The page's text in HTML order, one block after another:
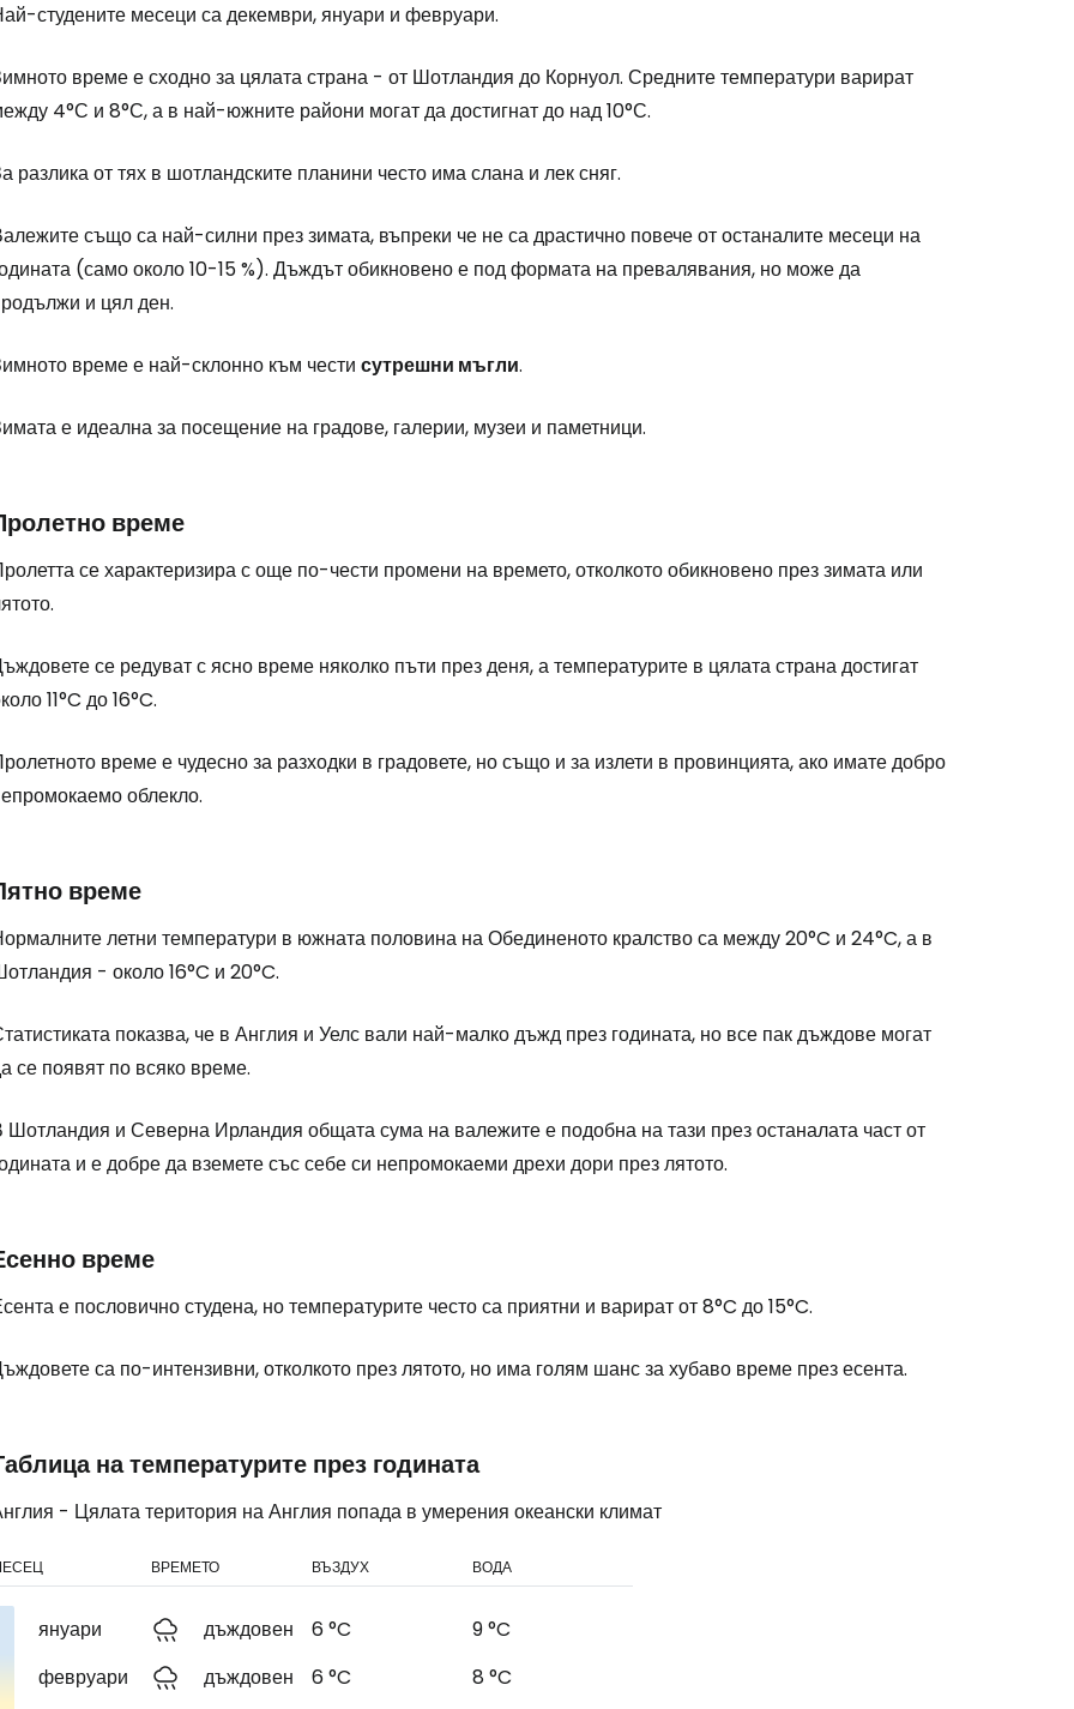
студените месеци са декември, януари и февруари.
време е сходно за цялата страна - от Шотландия до Корнуол. Средните температури варират
4°С и 8°С, а в най-южните райони могат да достигнат до над 10°С.
разлика от тях в шотландските планини често има слана и лек сняг.
също са най-силни през зимата, въпреки че не са драстично повече от останалите месеци на
(само около 10-15 %). Дъждът обикновено е под формата на превалявания, но може да
и цял ден.
време е най-склонно към чести сутрешни мъгли.
е идеална за посещение на градове, галерии, музеи и паметници.
време
се характеризира с още по-чести промени на времето, отколкото обикновено през зимата или
се редуват с ясно време няколко пъти през деня, а температурите в цялата страна достигат
11°C до 16°C.
време е чудесно за разходки в градовете, но също и за излети в провинцията, ако имате добро
облекло.
време
летни температури в южната половина на Обединеното кралство са между 20°C и 24°C, а в
- около 16°C и 20°C.
показва, че в Англия и Уелс вали най-малко дъжд през годината, но все пак дъждове могат
се появят по всяко време.
Шотландия и Северна Ирландия общата сума на валежите е подобна на тази през останалата част от
и е добре да вземете със себе си непромокаеми дрехи дори през лятото.
време
е пословично студена, но температурите често са приятни и варират от 8°C до 15°C.
са по-интензивни, отколкото през лятото, но има голям шанс за хубаво време през есента.
на температурите през годината
- Цялата територия на Англия попада в умерения океански климат
ВРЕМЕТО ВЪЗДУХ ВОДА
януари дъждовен 6 °C
9 °C
февруари
дъждовен 6 °C 8 °C